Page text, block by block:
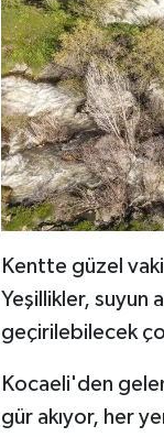
Kentte güzel
Yeşillikler, suyun
geçirilebilecek
Kocaeli'den
gür akıyor, her